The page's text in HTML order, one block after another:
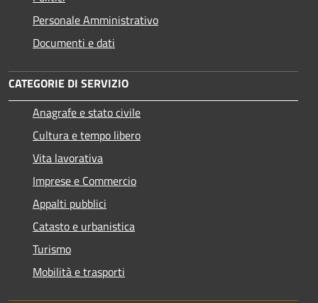
Personale Amministrativo
Documenti e dati
CATEGORIE DI SERVIZIO
Anagrafe e stato civile
Cultura e tempo libero
Vita lavorativa
Imprese e Commercio
Appalti pubblici
Catasto e urbanistica
Turismo
Mobilità e trasporti